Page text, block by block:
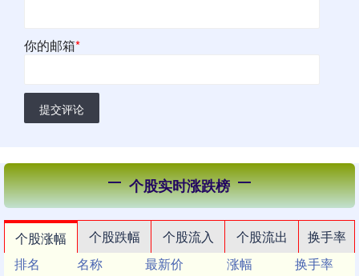
你的邮箱*
提交评论
个股实时涨跌榜
个股涨幅 个股跌幅 个股流入 个股流出
换手率
排名
名称 最新价 涨幅
换手率